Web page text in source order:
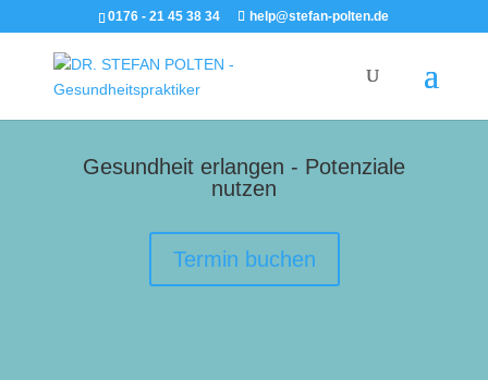
0176 - 21 45 38 34 help@stefan-polten.de
Gesundheit erlangen - Potenziale
nutzen
Termin buchen